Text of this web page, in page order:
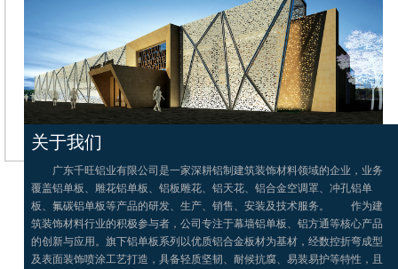
关于我们
广东千旺铝业有限公司是一家深耕铝制建筑装饰材料领域的企业，业务
覆盖铝单板、雕花铝单板、铝板雕花、铝天花、铝合金空调罩、冲孔铝单
板、氟碳铝单板等产品的研发、生产、销售、安装及技术服务。 作为建
筑装饰材料行业的积极参与者，公司专注于幕墙铝单板、铝方通等核心产品
的创新与应用。旗下铝单板系列以优质铝合金板材为基材，经数控折弯成型
及表面装饰喷涂工艺打造，具备轻质坚韧、耐候抗腐、易装易护等特性，且